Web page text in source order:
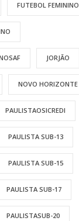
FUTEBOL FEMININO
JORJÃO
NOVO HORIZONTE
PAULISTAOSICREDI
PAULISTA SUB-13
PAULISTA SUB-15
PAULISTA SUB-17
PAULISTASUB-20